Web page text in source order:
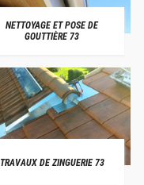
NETTOYAGE ET POSE DE
GOUTTIÈRE 73
TRAVAUX DE ZINGUERIE 73